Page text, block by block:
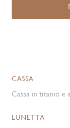
CASSA
Cassa in titanio e
LUNETTA